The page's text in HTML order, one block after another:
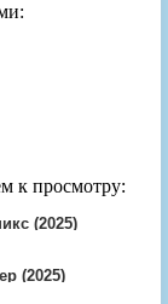
к просмотру:
(2025)
(2025)